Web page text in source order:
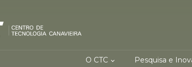
O CTC Pesquisa e